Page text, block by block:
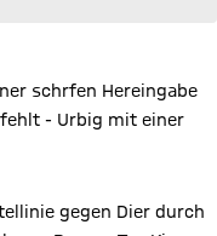
schrfen Hereingabe
- Urbig mit einer
gegen Dier durch